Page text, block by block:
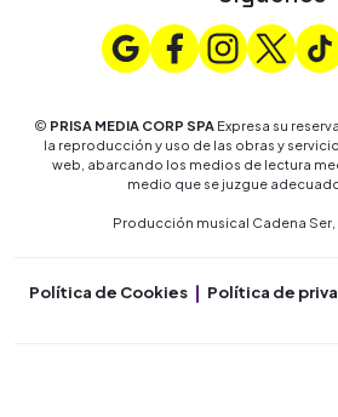
© PRISA MEDIA CORP SPAExpresa su
la reproducción y uso de las obras y
web, abarcando los medios de lectura
medio que se juzgue
Producción musical Cadena Ser,
Política de Cookies Política de